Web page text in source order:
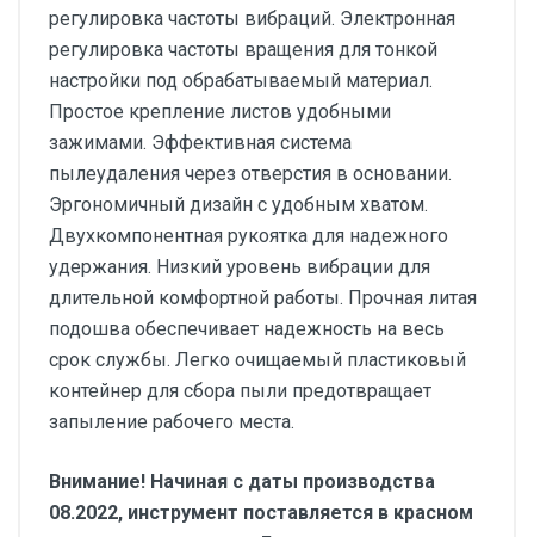
регулировка частоты вибраций. Электронная
регулировка частоты вращения для тонкой
настройки под обрабатываемый материал.
Простое крепление листов удобными
зажимами. Эффективная система
пылеудаления через отверстия в основании.
Эргономичный дизайн с удобным хватом.
Двухкомпонентная рукоятка для надежного
удержания. Низкий уровень вибрации для
длительной комфортной работы. Прочная литая
подошва обеспечивает надежность на весь
срок службы. Легко очищаемый пластиковый
контейнер для сбора пыли предотвращает
запыление рабочего места.
Внимание! Начиная с даты производства
08.2022, инструмент поставляется в красном